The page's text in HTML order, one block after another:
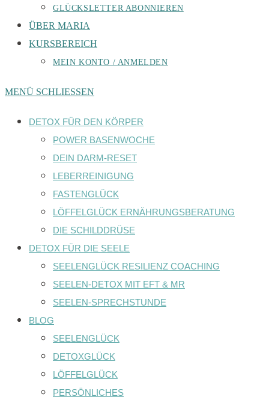
GLÜCKSLETTER ABONNIEREN
ÜBER MARIA
KURSBEREICH
MEIN KONTO / ANMELDEN
MENÜ SCHLIESSEN
DETOX FÜR DEN KÖRPER
POWER BASENWOCHE
DEIN DARM-RESET
LEBERREINIGUNG
FASTENGLÜCK
LÖFFELGLÜCK ERNÄHRUNGSBERATUNG
DIE SCHILDDRÜSE
DETOX FÜR DIE SEELE
SEELENGLÜCK RESILIENZ COACHING
SEELEN-DETOX MIT EFT & MR
SEELEN-SPRECHSTUNDE
BLOG
SEELENGLÜCK
DETOXGLÜCK
LÖFFELGLÜCK
PERSÖNLICHES